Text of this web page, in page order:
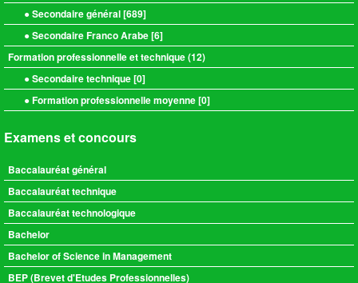
● Secondaire général [689]
● Secondaire Franco Arabe [6]
Formation professionnelle et technique (12)
● Secondaire technique [0]
● Formation professionnelle moyenne [0]
Examens et concours
Baccalauréat général
Baccalauréat technique
Baccalauréat technologique
Bachelor
Bachelor of Science in Management
BEP (Brevet d'Etudes Professionnelles)